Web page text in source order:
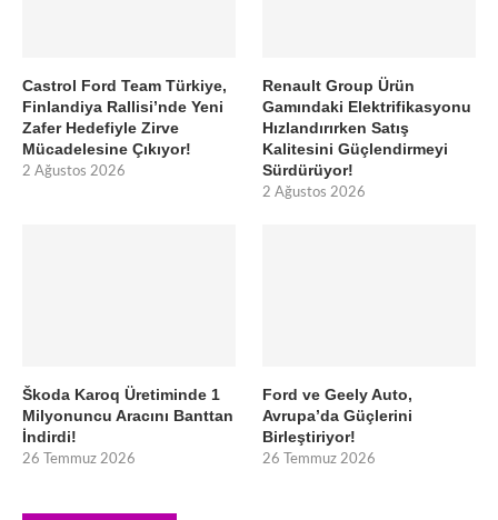
Castrol Ford Team Türkiye,
Finlandiya Rallisi’nde Yeni
Zafer Hedefiyle Zirve
Mücadelesine Çıkıyor!
2 Ağustos 2026
Renault Group Ürün
Gamındaki Elektrifikasyonu
Hızlandırırken Satış
Kalitesini Güçlendirmeyi
Sürdürüyor!
2 Ağustos 2026
Škoda Karoq Üretiminde 1
Milyonuncu Aracını Banttan
İndirdi!
26 Temmuz 2026
Ford ve Geely Auto,
Avrupa’da Güçlerini
Birleştiriyor!
26 Temmuz 2026